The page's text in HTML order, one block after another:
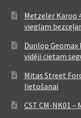
Metzeler Karoo
vieglam
Dunlop
vidēji cietam
Mitas Street
lietošanai
CST CM-NK01